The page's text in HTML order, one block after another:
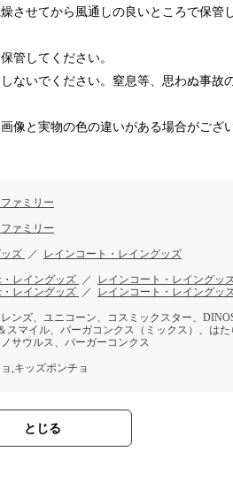
させてから風通しの良いところで保管
管してください。
ないでください。窒息等、思わぬ事故
像と実物の色の違いがある場合がござ
ァミリー
ァミリー
ズ ／ レインコート・レイングッズ
レイングッズ ／ レインコート・レイングッ
レイングッズ ／ レインコート・レイングッ
ンズ、ユニコーン、コスミックスター、
スマイル、バーガコンクス（ミックス）、はた
サウルス、バーガーコンクス
,キッズポンチョ
とじる